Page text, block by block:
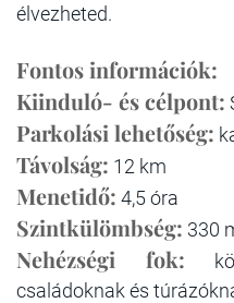
élvezheted.
Fontos információk:
Kiinduló- és célpont:
Parkolási lehetőség:
Távolság: 12 km
Menetidő: 4,5 óra
Szintkülömbség: 330
Nehézségi fok:
családoknak és